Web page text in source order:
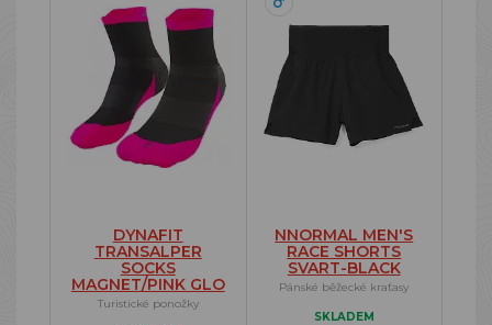
DYNAFIT
TRANSALPER
SOCKS
MAGNET/PINK GLO
Turistické ponožky
NNORMAL MEN'S
RACE SHORTS
SVART-BLACK
Pánské běžecké kraťasy
SKLADEM